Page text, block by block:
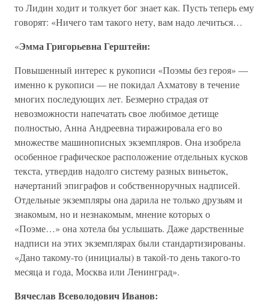
то Лидин ходит и толкует бог знает как. Пусть теперь ему
говорят: «Ничего там такого нету, вам надо лечиться…
«Эмма Григорьевна Герштейн:
Повышенный интерес к рукописи «Поэмы без героя» —
именно к рукописи — не покидал Ахматову в течение
многих последующих лет. Безмерно страдая от
невозможности напечатать свое любимое детище
полностью, Анна Андреевна тиражировала его во
множестве машинописных экземпляров. Она изобрела
особенное графическое расположение отдельных кусков
текста, утвердив надолго систему разных виньеток,
начертаний эпиграфов и собственноручных надписей.
Отдельные экземпляры она дарила не только друзьям и
знакомым, но и незнакомым, мнение которых о
«Поэме…» она хотела бы услышать. Даже дарственные
надписи на этих экземплярах были стандартизированы.
«Дано такому-то (инициалы) в такой-то день такого-то
месяца и года, Москва или Ленинград».
Вячеслав Всеволодович Иванов: